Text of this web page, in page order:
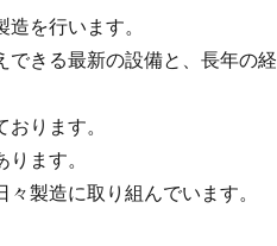
を行います。
できる最新の設備と、長年の経
ります。
ます。
製造に取り組んでいます。